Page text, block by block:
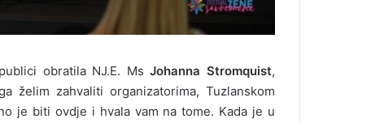
obratila NJ.E. MsJohanna Stromquist,
želim zahvaliti organizatorima, Tuzlanskom
je biti ovdje i hvala vam na tome. Kada je u